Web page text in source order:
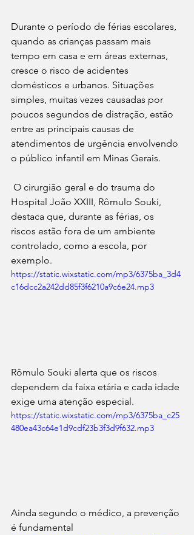
Durante o período de férias escolares,
quando as crianças passam mais
tempo em casa e em áreas externas,
cresce o risco de acidentes
domésticos e urbanos. Situações
simples, muitas vezes causadas por
poucos segundos de distração, estão
entre as principais causas de
atendimentos de urgência envolvendo
o público infantil em Minas Gerais.
O cirurgião geral e do trauma do
Hospital João XXIII, Rômulo Souki,
destaca que, durante as férias, os
riscos estão fora de um ambiente
controlado, como a escola, por
exemplo.
https://static.wixstatic.com/mp3/6375ba_3d4
c16dcc2a242dd85f3f6210a9c6e24.mp3
Rômulo Souki alerta que os riscos
dependem da faixa etária e cada idade
exige uma atenção especial.
https://static.wixstatic.com/mp3/6375ba_c25
480ea43c64e1d9cdf23b3f3d9f632.mp3
Ainda segundo o médico, a prevenção
é fundamental